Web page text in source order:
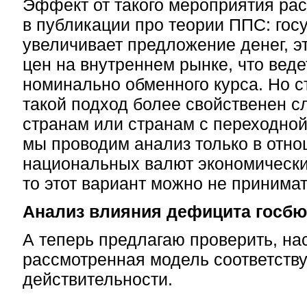
Эффект от такого мероприятия
в публикации про теории ППС:
увеличивает предложение денег,
цен на внутреннем рынке, что
номинально обменного курса. Но
такой подход более свойственен
странам или странам с
мы проводим анализ только в
национальных валют
то этот вариант можно не
Анализ влияния дефицита
А теперь предлагаю проверить,
рассмотренная модель
действительности.